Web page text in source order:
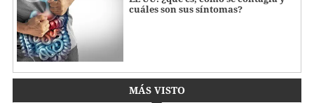
cuáles son sus síntomas?
MÁS VISTO